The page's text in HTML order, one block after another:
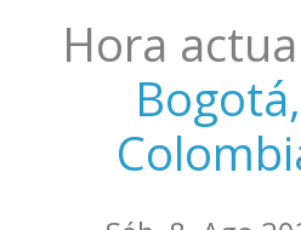
Hora
Bogotá,